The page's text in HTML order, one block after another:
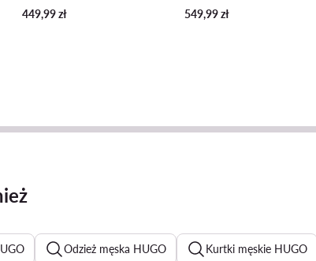
449,99zł
549,99zł
Odzież męska HUGO Kurtki męskie HUGO